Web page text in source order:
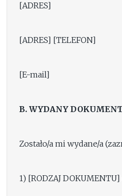
[ADRES]
[ADRES] [TELEFON]
[E-mail]
B. WYDANY
Zostało/a mi wydane/a
1) [RODZAJ